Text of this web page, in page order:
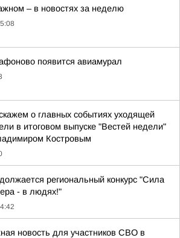
– в новостях за неделю
появится авиамурал
о главных событиях уходящей
в итоговом выпуске "Вестей недели"
Костровым
региональный конкурс "Сила
- в людях!"
новость для участников СВО в